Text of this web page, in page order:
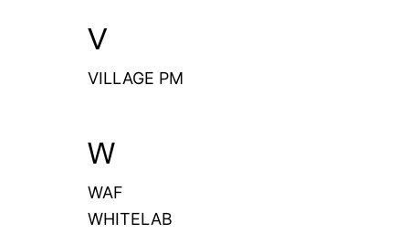
V
VILLAGE PM
W
WAF
WHITELAB